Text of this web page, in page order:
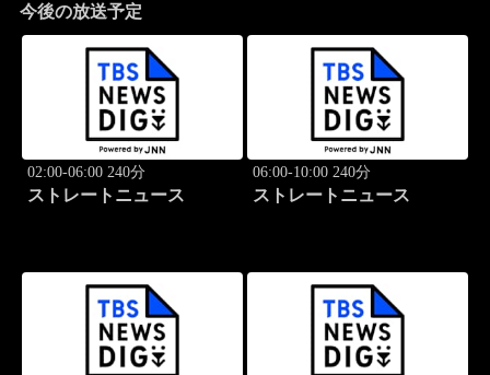
今後の放送予定
02:00-06:00 240分
ストレートニュース
06:00-10:00 240分
ストレートニュース